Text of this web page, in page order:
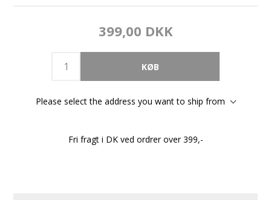
399,00 DKK
Please select the address you want to ship from
Fri fragt i DK ved ordrer over 399,-